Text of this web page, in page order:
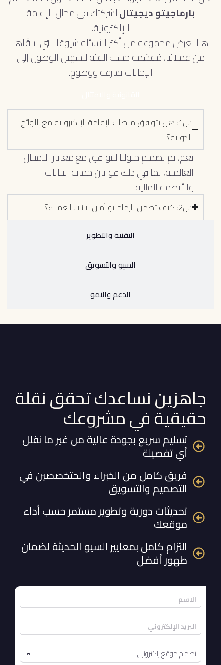
بارماجيتو ديجيتاللشركتك في مجال الإقامة
الإلكترونية.
هنا نعرض مجموعة من أكثر الأسئلة شيوعًا التي نتلقّاها
من عملائنا، مُقسّمة حسب الفئة لتسهيل الوصول إلى
الإجابات بسرعة ووضوح.
التقنية والتطوير
السيو والتسويق
الدعم والنمو
س1: هل تتوافق منصات الإقامة الإلكترونية مع اللوائح
الدولية؟
نعم، تم تصميم حلولنا لتتوافق مع معايير الامتثال
العالمية، بما في ذلك قوانين حماية البيانات
والأنظمة المالية.
س2: كيف تضمن بارماجيتو أمان بيانات العملاء؟
جاهزين نساعدك تحقق نقلة
حقيقية في مشروعك
تسليم سريع بجودة عالية من غير ما نقلل
أي تفصيلة
فريق كامل من الخبراء والمتخصصين في
التصميم والتسويق
تحديثات دورية وتطوير مستمر حسب أداء
موقعك
التزام كامل بمعايير السيو الحديثة لضمان
ظهور أفضل